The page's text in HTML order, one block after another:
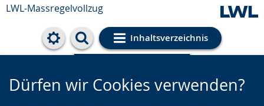
LWL-Massregelvollzug
Inhaltsverzeichnis
Cookie-Einstellungen
Dürfen wir Cookies verwenden?